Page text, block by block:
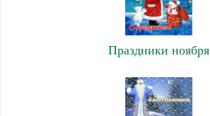
Праздники ноября